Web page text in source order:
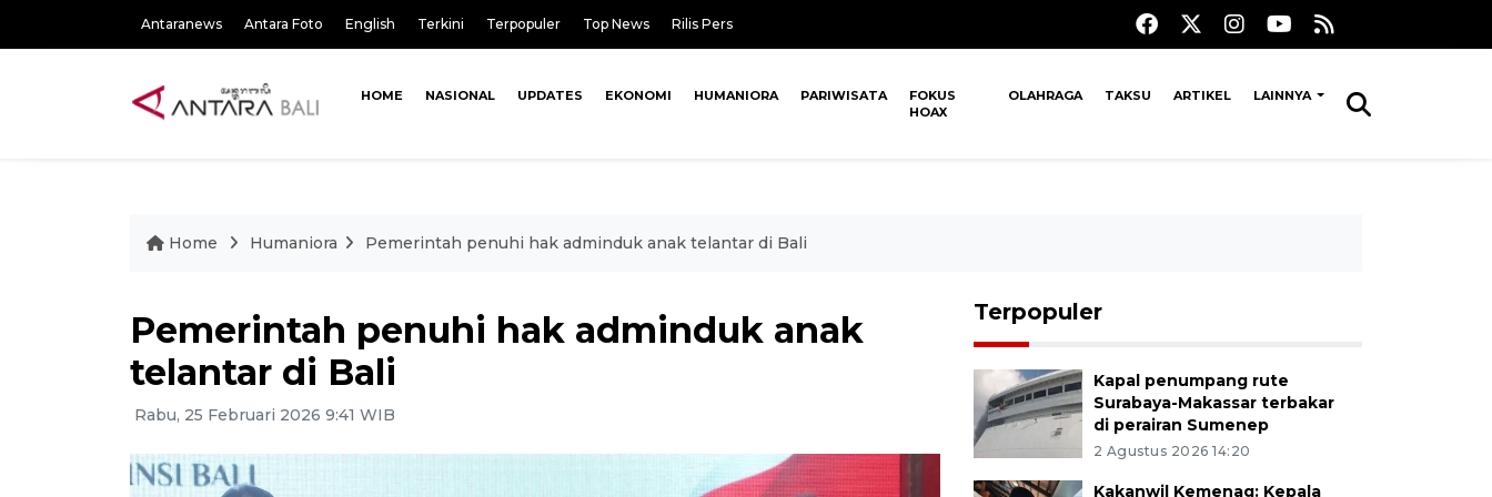
Antaranews Antara Foto English Terkini Terpopuler Top News Rilis Pers
HOME NASIONAL UPDATES EKONOMI HUMANIORA PARIWISATA
FOKUS
HOAX
OLAHRAGA TAKSU ARTIKEL LAINNYA
Home Humaniora Pemerintah penuhi hak adminduk anak telantar di Bali
Pemerintah penuhi hak adminduk anak
telantar di Bali
Rabu, 25 Februari 2026 9:41 WIB
Terpopuler
Kapal penumpang rute
Surabaya-Makassar terbakar
di perairan Sumenep
2 Agustus 2026 14:20
Kakanwil Kemenag: Kepala